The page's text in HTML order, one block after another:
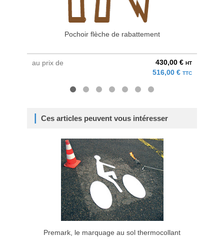
Pochoir flèche de rabattement
au prix de 430,00 € HT
516,00 € TTC
Ces articles peuvent vous intéresser
Premark, le marquage au sol thermocollant